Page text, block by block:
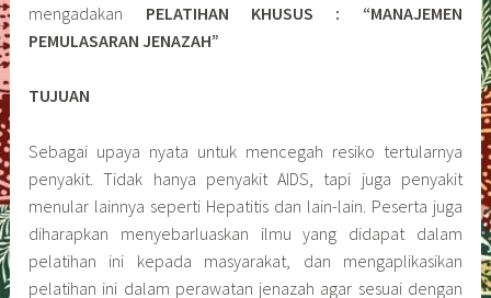
mengadakan PELATIHAN KHUSUS : “MANAJEMEN
PEMULASARAN JENAZAH”
TUJUAN
Sebagai upaya nyata untuk mencegah resiko tertularnya
penyakit. Tidak hanya penyakit AIDS, tapi juga penyakit
menular lainnya seperti Hepatitis dan lain-lain. Peserta juga
diharapkan menyebarluaskan ilmu yang didapat dalam
pelatihan ini kepada masyarakat, dan mengaplikasikan
pelatihan ini dalam perawatan jenazah agar sesuai dengan